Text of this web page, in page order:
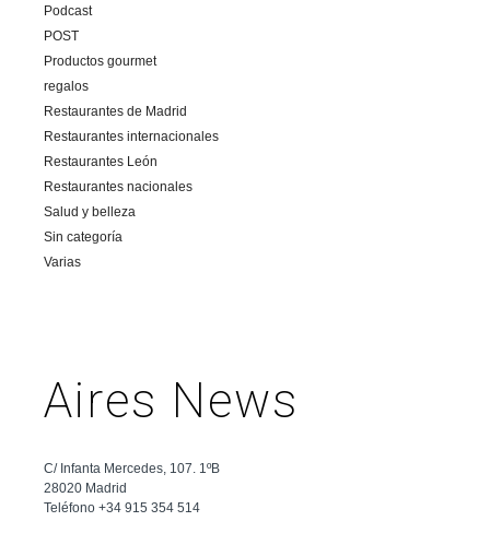
Podcast
POST
Productos gourmet
regalos
Restaurantes de Madrid
Restaurantes internacionales
Restaurantes León
Restaurantes nacionales
Salud y belleza
Sin categoría
Varias
Aires News
C/ Infanta Mercedes, 107. 1ºB
28020 Madrid
Teléfono +34 915 354 514